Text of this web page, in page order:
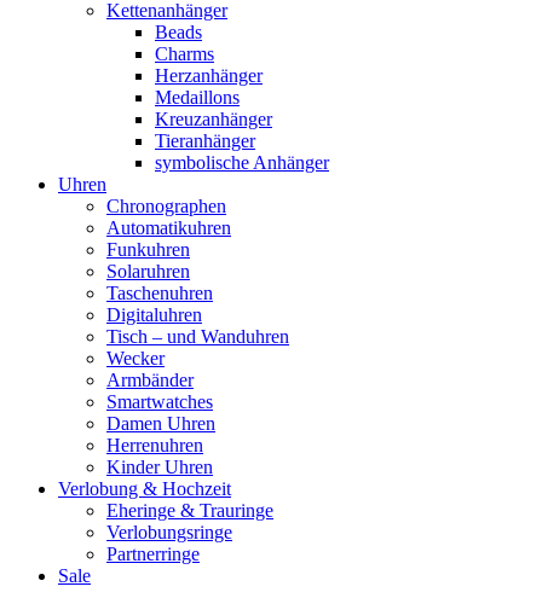
Kettenanhänger
Beads
Charms
Herzanhänger
Medaillons
Kreuzanhänger
Tieranhänger
symbolische Anhänger
Uhren
Chronographen
Automatikuhren
Funkuhren
Solaruhren
Taschenuhren
Digitaluhren
Tisch – und Wanduhren
Wecker
Armbänder
Smartwatches
Damen Uhren
Herrenuhren
Kinder Uhren
Verlobung & Hochzeit
Eheringe & Trauringe
Verlobungsringe
Partnerringe
Sale